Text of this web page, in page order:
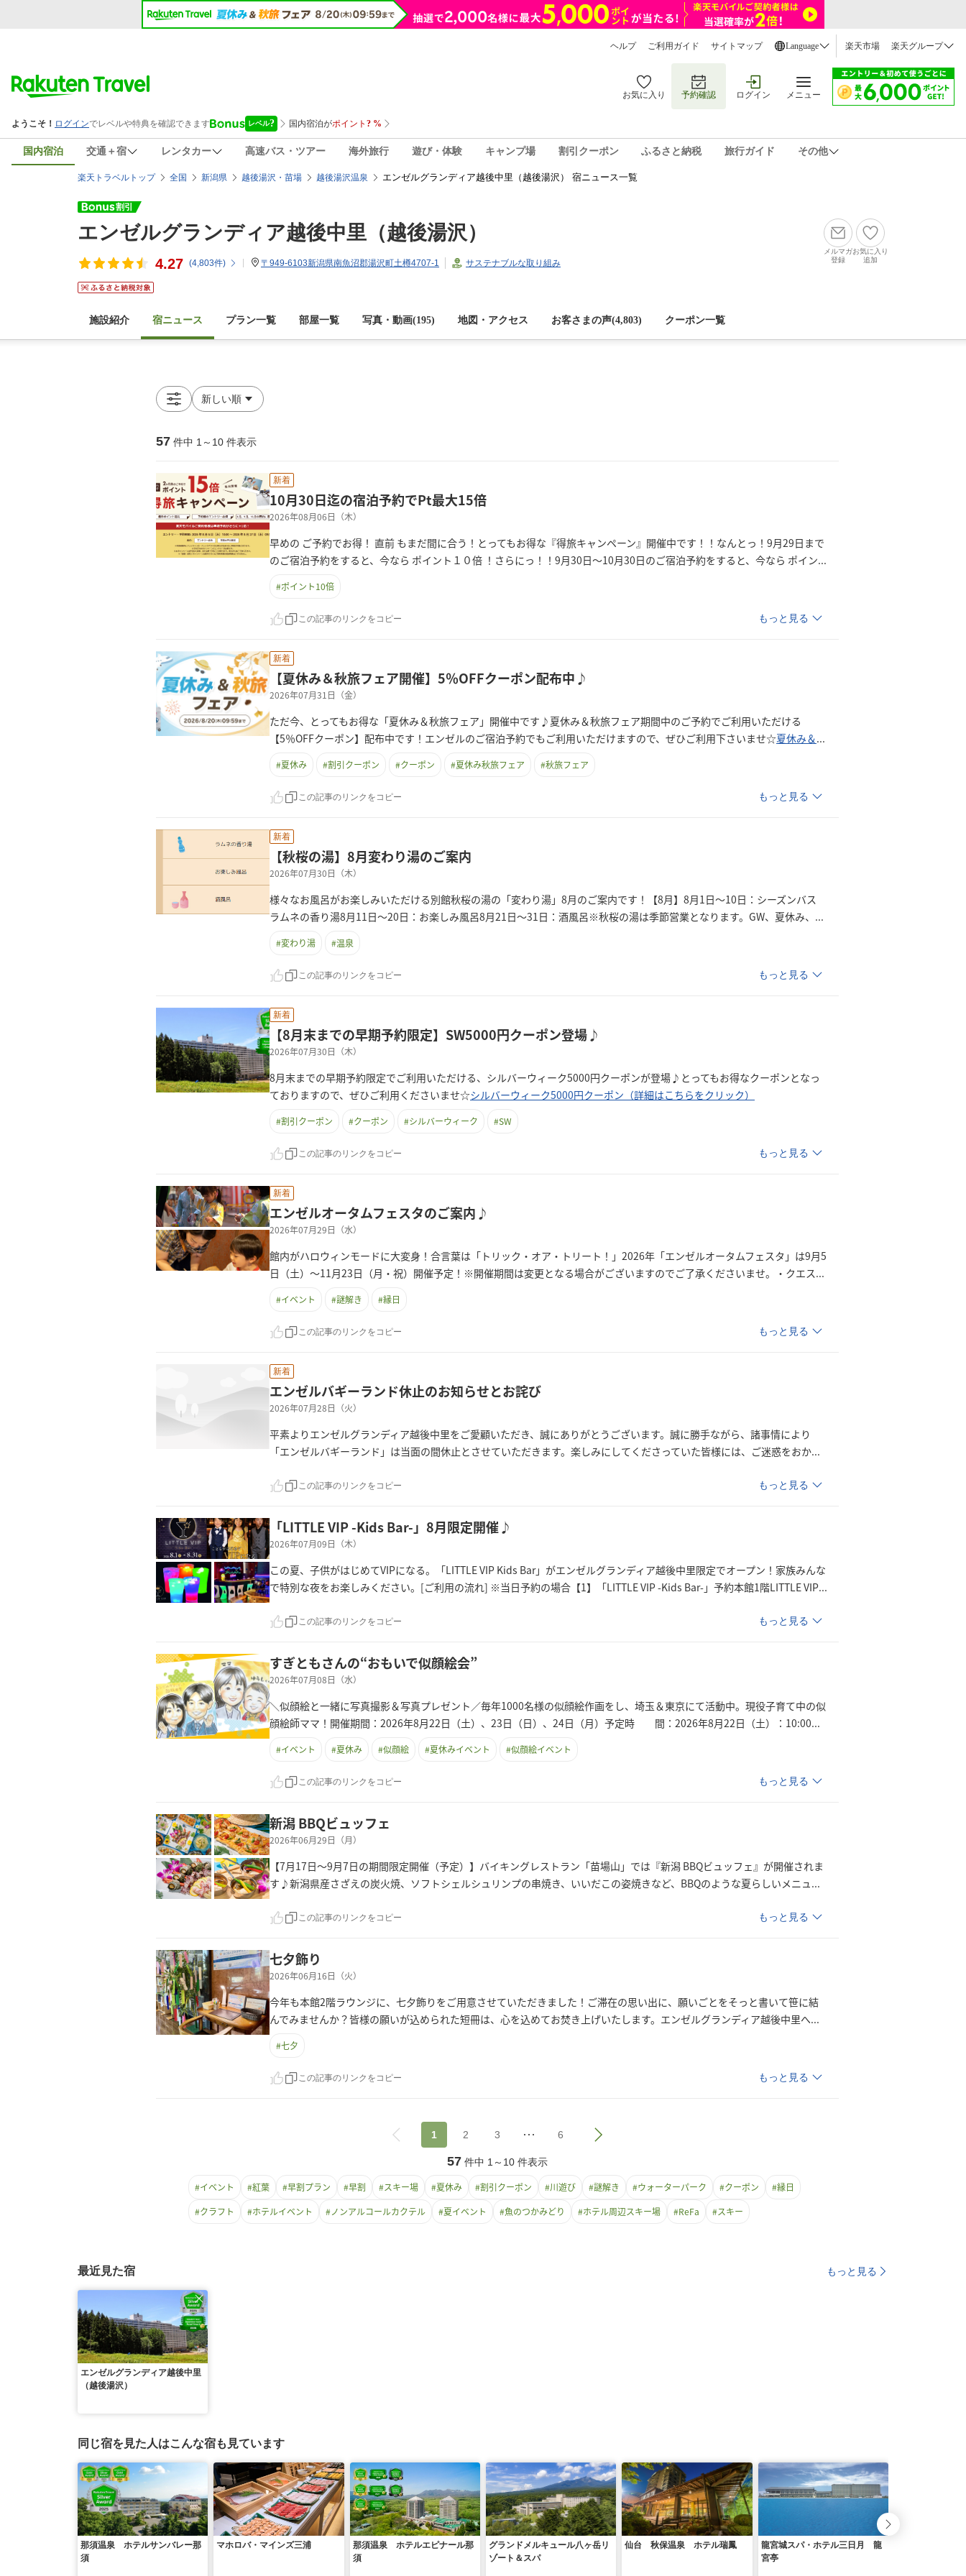
ヘルプ ご利用ガイド サイトマップ Language 楽天市場 楽天グループ
お気に入り 予約確認 ログイン メニュー
国内宿泊 交通＋宿 レンタカー 高速バス・ツアー 海外旅行 遊び・体験 キャンプ場 割引クーポン ふるさと納税 旅行ガイド その他
楽天トラベルトップ 全国 新潟県 越後湯沢・苗場 越後湯沢温泉 エンゼルグランディア越後中里（越後湯沢） 宿ニュース一覧
エンゼルグランディア越後中里（越後湯沢）
4.27 (4,803件) 〒949-6103新潟県南魚沼郡湯沢町土樽4707-1 サステナブルな取り組み
メルマガ
登録
お気に入り
追加
施設紹介 宿ニュース プラン一覧 部屋一覧 写真・動画(195) 地図・アクセス お客さまの声(4,803) クーポン一覧
57 件中 1 ～ 10 件表示
新着
10月30日迄の宿泊予約でPt最大15倍
2026年08月06日（木）
早めの ご予約でお得！ 直前 もまだ間に合う！とってもお得な『得旅キャンペーン』開催中です！！なんとっ！9月29日まで
のご宿泊予約をすると、今なら ポイント１０倍 ！さらにっ！！9月30日～10月30日のご宿泊予約をすると、今なら ポイ ン...
#ポイント10倍
この記事のリンクをコピー もっと見る
新着
【夏休み＆秋旅フェア開催】5％OFFクーポン配布中♪
2026年07月31日（金）
ただ今、とってもお得な「夏休み＆秋旅フェア」開催中です♪夏休み＆秋旅フェア期間中のご予約でご利用いただける
【5％OFFクーポン】配布中です！エンゼルのご宿泊予約でもご利用いただけますので、ぜひご利用下さいませ☆夏休み＆...
#夏休み #割引クーポン #クーポン #夏休み秋旅フェア #秋旅フェア
この記事のリンクをコピー もっと見る
新着
【秋桜の湯】8月変わり湯のご案内
2026年07月30日（木）
様々なお風呂がお楽しみいただける別館秋桜の湯の「変わり湯」8月のご案内です！【8月】8月1日～10日：シーズンバス
ラムネの香り湯8月11日～20日：お楽しみ風呂8月21日～31日：酒風呂※秋桜の湯は季節営業となります。GW、夏休み、 ...
#変わり湯 #温泉
この記事のリンクをコピー もっと見る
新着
【8月末までの早期予約限定】SW5000円クーポン登場♪
2026年07月30日（木）
8月末までの早期予約限定でご利用いただける、シルバーウィーク5000円クーポンが登場♪とってもお得なクーポンとなっ
ておりますので、ぜひご利用くださいませ☆シルバーウィーク5000円クーポン（詳細はこちらをクリック）
#割引クーポン #クーポン #シルバーウィーク #SW
この記事のリンクをコピー もっと見る
新着
エンゼルオータムフェスタのご案内♪
2026年07月29日（水）
館内がハロウィンモードに大変身！合言葉は「トリック・オア・トリート！」2026年「エンゼルオータムフェスタ」は9月5
日（土）～11月23日（月・祝）開催予定！※開催期間は変更となる場合がございますのでご了承くださいませ。・クエス...
#イベント #謎解き #縁日
この記事のリンクをコピー もっと見る
新着
エンゼルバギーランド休止のお知らせとお詫び
2026年07月28日（火）
平素よりエンゼルグランディア越後中里をご愛顧いただき、誠にありがとうございます。誠に勝手ながら、諸事情により
「エンゼルバギーランド」は当面の間休止とさせていただきます。楽しみにしてくださっていた皆様には、ご迷惑をおか...
この記事のリンクをコピー もっと見る
「LITTLE VIP -Kids Bar-」8月限定開催♪
2026年07月09日（木）
この夏、子供がはじめてVIPになる。「LITTLE VIP Kids Bar」がエンゼルグランディア越後中里限定でオープン！家族みんな
で特別な夜をお楽しみください。[ご利用の流れ] ※当日予約の場合【1】「LITTLE VIP -Kids Bar-」予約本館1階LITTLEVIP...
この記事のリンクをコピー もっと見る
すぎともさんの“おもいで似顔絵会”
2026年07月08日（水）
＼似顔絵と一緒に写真撮影＆写真プレゼント／毎年1000名様の似顔絵作画をし、埼玉＆東京にて活動中。現役子育て中の似
顔絵師ママ！開催期間：2026年8月22日（土）、23日（日）、24日（月）予定時 間：2026年8月22日（土）：10:00...
#イベント #夏休み #似顔絵 #夏休みイベント #似顔絵イベント
この記事のリンクをコピー もっと見る
新潟 BBQビュッフェ
2026年06月29日（月）
【7月17日～9月7日の期間限定開催（予定）】バイキングレストラン「苗場山」では『新潟 BBQビュッフェ』が開催されま
す♪新潟県産さざえの炭火焼、ソフトシェルシュリンプの串焼き、いいだこの姿焼きなど、BBQのような夏らしいメニュ...
この記事のリンクをコピー もっと見る
七夕飾り
2026年06月16日（火）
今年も本館2階ラウンジに、七夕飾りをご用意させていただきました！ご滞在の思い出に、願いごとをそっと書いて笹に結
んでみませんか？皆様の願いが込められた短冊は、心を込めてお焚き上げいたします。エンゼルグランディア越後中里へ...
#七夕
この記事のリンクをコピー もっと見る
1 2 3 6
57 件中 1 ～ 10 件表示
#イベント #紅葉 #早割プラン #早割 #スキー場 #夏休み #割引クーポン #川遊び #謎解き #ウォーターパーク #クーポン #縁日
#クラフト #ホテルイベント #ノンアルコールカクテル #夏イベント #魚のつかみどり #ホテル周辺スキー場 #ReFa #スキー
最近見た宿 もっと見る
エンゼルグランディア越後中里
（越後湯沢）
同じ宿を見た人はこんな宿も見ています
那須温泉 ホテルサンバレー那
須
マホロバ・マインズ三浦
那須温泉 ホテルエピナール那
須
グランドメルキュール八ヶ岳リ
ゾート＆スパ
仙台 秋保温泉 ホテル瑞鳳
龍宮城スパ・ホテル三日月 龍
宮亭